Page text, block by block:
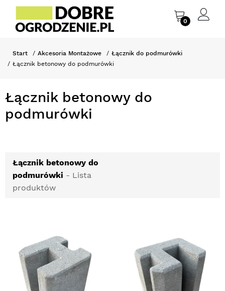
0
Start Akcesoria Montażowe
Łącznik do podmurówki
Łącznik betonowy do podmurówki
Łącznik betonowy do
podmurówki
Łącznik betonowy do
podmurówki - Lista
produktów